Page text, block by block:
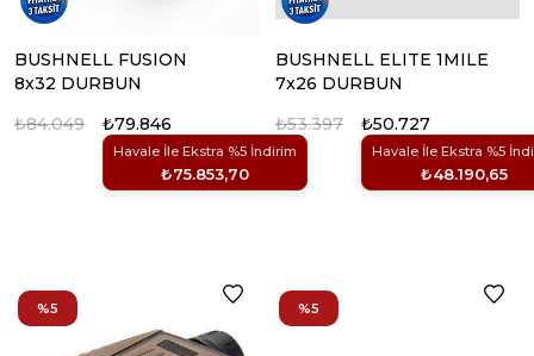
BUSHNELL FUSION
8x32 DURBUN
₺79.846
Havale İle Ekstra %5 İndirim
₺75.853,70
₺84.049
BUSHNELL ELITE 1MILE
7x26 DURBUN
₺50.727
Havale İle Ekstra %5
₺48.190,65
₺53.397
%5 %5